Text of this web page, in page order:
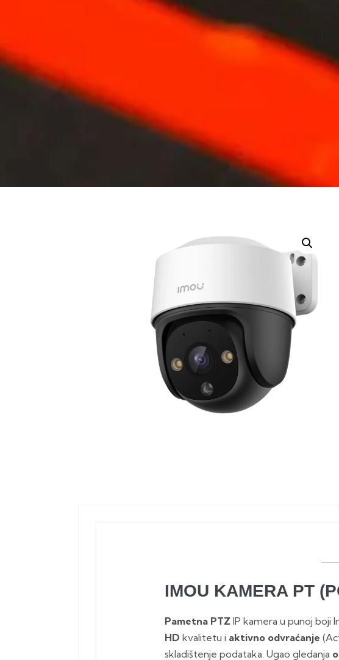
IMOU KAMERA PT
Pametna PTZ IP kamera u punoj boji
HD kvalitetu i aktivno odvraćanje
skladištenje podataka. Ugao gledanja